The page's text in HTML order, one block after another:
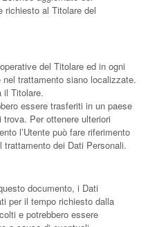
richiesto al Titolare del
del Titolare ed in ogni
trattamento siano localizzate.
il Titolare.
essere trasferiti in un paese
Per ottenere ulteriori
l’Utente può fare riferimento
dei Dati Personali.
documento, i Dati
per il tempo richiesto dalla
e potrebbero essere